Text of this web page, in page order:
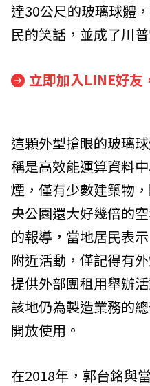
達30公尺的玻璃球體
民的笑話，並成了川
立即加入LINE好友
這顆外型搶眼的玻璃
稱是高效能運算資料
煙，僅有少數建築物
央公園還大好幾倍的
的報導，當地居民表
附近活動，僅記得有
提供外部團租用舉辦
該地仍為製造業務的
開放使用。
在2018年，郭台銘與